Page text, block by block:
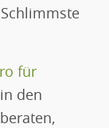
für
den